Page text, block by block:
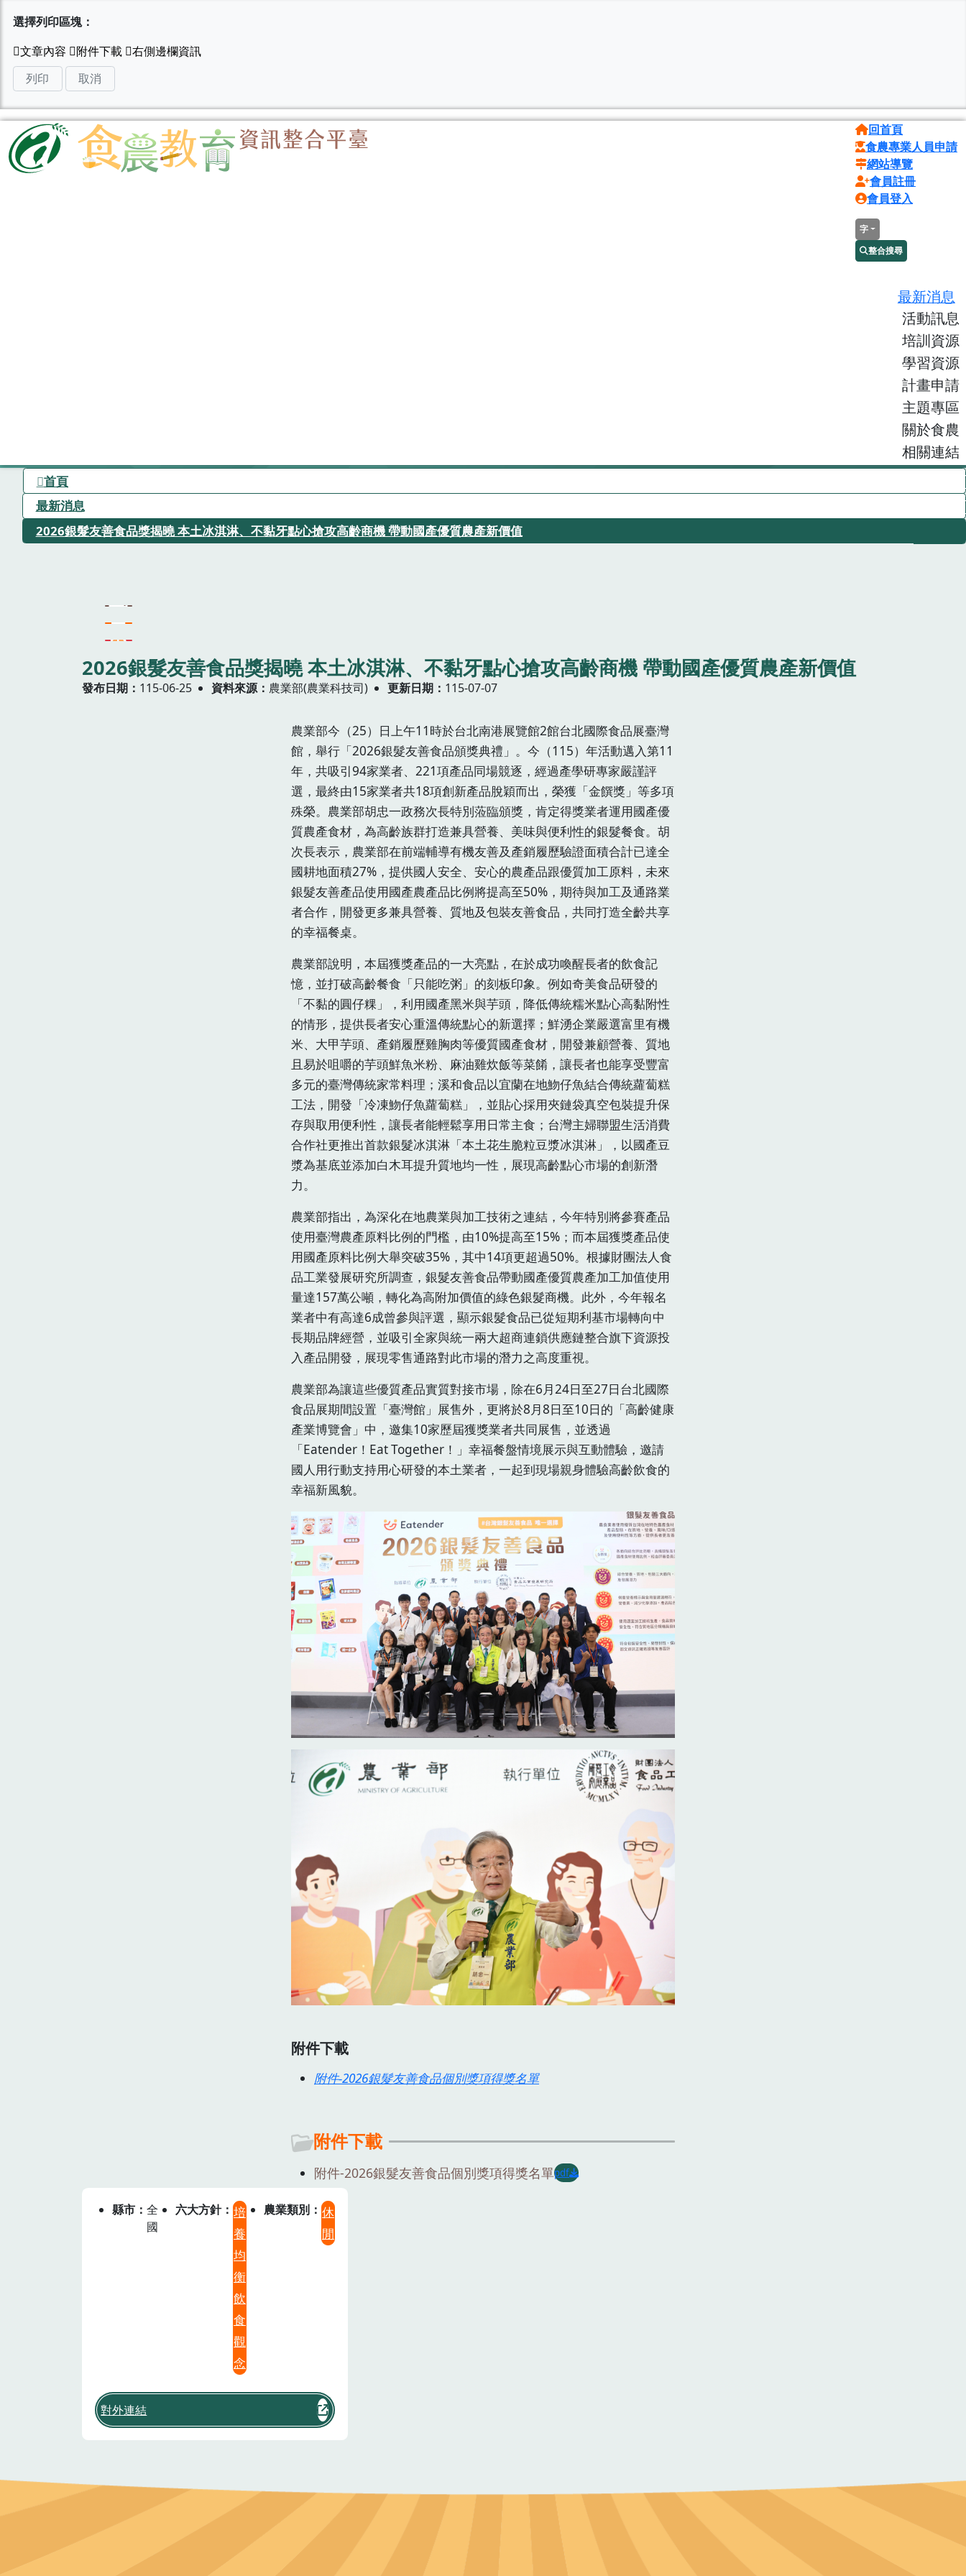
選擇列印區塊：
列印 取消
回首頁
食農專業人員申請
網站導覽
會員註冊
會員登入
字
整合搜尋
最新消息
活動訊息
培訓資源
學習資源
計畫申請
主題專區
關於食農
相關連結
首頁
最新消息
2026銀髮友善食品獎揭曉 本土冰淇淋、不黏牙點心搶攻高齡商機 帶動國產優質農產新價值
2026銀髮友善食品獎揭曉 本土冰淇淋、不黏牙點心搶攻高齡商機 帶動國產優質農產新價值
發布日期 115-06-25 資料來源 農業部(農業科技司) 更新日期 115-07-07
農業部今（25）日上午11時於台北南港展覽館2館台北國際食品展臺灣
館，舉行「2026銀髮友善食品頒獎典禮」。今（115）年活動邁入第11
年，共吸引94家業者、221項產品同場競逐，經過產學研專家嚴謹評
選，最終由15家業者共18項創新產品脫穎而出，榮獲「金饌獎」等多項
殊榮。農業部胡忠一政務次長特別蒞臨頒獎，肯定得獎業者運用國產優
質農產食材，為高齡族群打造兼具營養、美味與便利性的銀髮餐食。胡
次長表示，農業部在前端輔導有機友善及產銷履歷驗證面積合計已達全
國耕地面積27%，提供國人安全、安心的農產品跟優質加工原料，未來
銀髮友善產品使用國產農產品比例將提高至50%，期待與加工及通路業
者合作，開發更多兼具營養、質地及包裝友善食品，共同打造全齡共享
的幸福餐桌。
農業部說明，本屆獲獎產品的一大亮點，在於成功喚醒長者的飲食記
憶，並打破高齡餐食「只能吃粥」的刻板印象。例如奇美食品研發的
「不黏的圓仔粿」，利用國產黑米與芋頭，降低傳統糯米點心高黏附性
的情形，提供長者安心重溫傳統點心的新選擇；鮮湧企業嚴選富里有機
米、大甲芋頭、產銷履歷雞胸肉等優質國產食材，開發兼顧營養、質地
且易於咀嚼的芋頭鮮魚米粉、麻油雞炊飯等菜餚，讓長者也能享受豐富
多元的臺灣傳統家常料理；溪和食品以宜蘭在地魩仔魚結合傳統蘿蔔糕
工法，開發「冷凍魩仔魚蘿蔔糕」，並貼心採用夾鏈袋真空包裝提升保
存與取用便利性，讓長者能輕鬆享用日常主食；台灣主婦聯盟生活消費
合作社更推出首款銀髮冰淇淋「本土花生脆粒豆漿冰淇淋」，以國產豆
漿為基底並添加白木耳提升質地均一性，展現高齡點心市場的創新潛
力。
農業部指出，為深化在地農業與加工技術之連結，今年特別將參賽產品
使用臺灣農產原料比例的門檻，由10%提高至15%；而本屆獲獎產品使
用國產原料比例大舉突破35%，其中14項更超過50%。根據財團法人食
品工業發展研究所調查，銀髮友善食品帶動國產優質農產加工加值使用
量達157萬公噸，轉化為高附加價值的綠色銀髮商機。此外，今年報名
業者中有高達6成曾參與評選，顯示銀髮食品已從短期利基市場轉向中
長期品牌經營，並吸引全家與統一兩大超商連鎖供應鏈整合旗下資源投
入產品開發，展現零售通路對此市場的潛力之高度重視。
農業部為讓這些優質產品實質對接市場，除在6月24日至27日台北國際
食品展期間設置「臺灣館」展售外，更將於8月8日至10日的「高齡健康
產業博覽會」中，邀集10家歷屆獲獎業者共同展售，並透過
「Eatender！Eat Together！」幸福餐盤情境展示與互動體驗，邀請
國人用行動支持用心研發的本土業者，一起到現場親身體驗高齡飲食的
幸福新風貌。
附件下載
附件-2026銀髮友善食品個別獎項得獎名單
附件下載
附件-2026銀髮友善食品個別獎項得獎名單pdf
縣市
全
國
六大方針
培
養
均
衡
飲
食
觀
念
農業類別
休
閒
對外連結